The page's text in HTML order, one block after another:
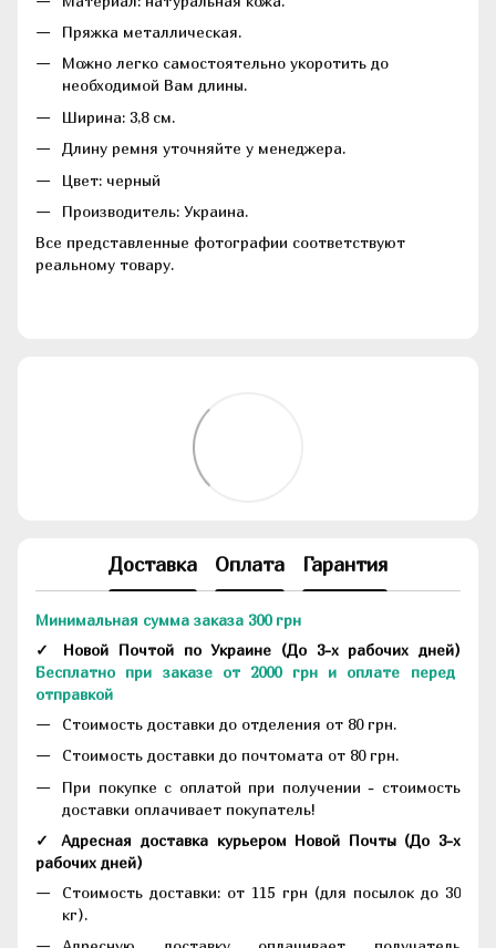
Пряжка металлическая.
Можно легко самостоятельно укоротить до
необходимой Вам длины.
Ширина: 3,8 см.
Длину ремня уточняйте у менеджера.
Цвет: черный
Производитель: Украина.
Все представленные фотографии соответствуют
реальному товару.
Доставка Оплата Гарантия
Минимальная сумма заказа 300 грн
✓ Новой Почтой по Украине (До 3-х рабочих дней)
Бесплатно при заказе от 2000 грн и оплате перед
отправкой
Стоимость доставки до отделения от 80 грн.
Стоимость доставки до почтомата от 80 грн.
При покупке с оплатой при получении - стоимость
доставки оплачивает покупатель!
✓ Адресная доставка курьером Новой Почты (До 3-х
рабочих дней)
Стоимость доставки: от 115 грн (для посылок до 30
кг).